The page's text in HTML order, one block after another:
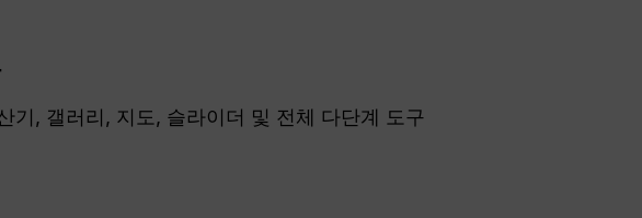
기, 갤러리, 지도, 슬라이더 및 전체 다단계 도구